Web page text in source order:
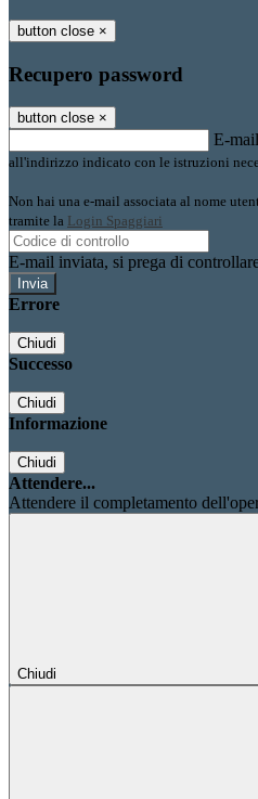
button close ×
Recupero password
button close ×
E-mail
all'indirizzo indicato con le istruzioni
Non hai una e-mail associata al nome
tramite la Login Spaggiari
E-mail inviata, si prega di
Errore
Chiudi
Successo
Chiudi
Informazione
Chiudi
Attendere...
Attendere il completamento
Chiudi